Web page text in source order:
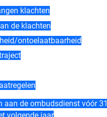
klachten
de klachten
ontoelaatbaarheid
aan de ombudsdienst vóór 31